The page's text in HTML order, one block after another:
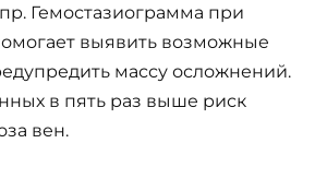
Гемостазиограмма при
выявить возможные
массу осложнений.
в пять раз выше риск
вен.